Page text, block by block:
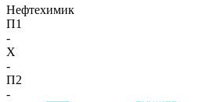
Нефтехимик
П1
-
X
-
П2
-